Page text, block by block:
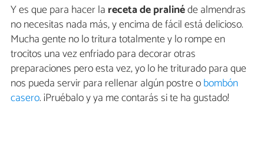
Y es que para hacer la receta de pralinéde almendras
no necesitas nada más, y encima de fácil está delicioso.
Mucha gente no lo tritura totalmente y lo rompe en
trocitos una vez enfriado para decorar otras
preparaciones pero esta vez, yo lo he triturado para que
nos pueda servir para rellenar algún postre obombón
casero. ¡Pruébalo y ya me contarás si te ha gustado!